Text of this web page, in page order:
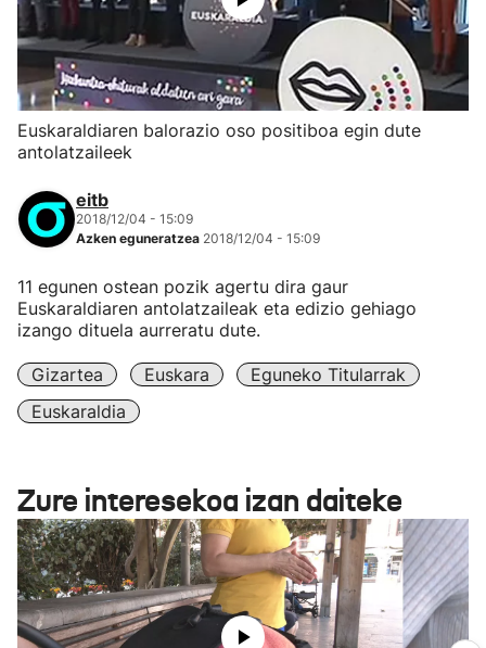
Euskaraldiaren balorazio oso positiboa egin dute
antolatzaileek
eitb
2018/12/04 - 15:09
Azken eguneratzea 2018/12/04 - 15:09
11 egunen ostean pozik agertu dira gaur
Euskaraldiaren antolatzaileak eta edizio gehiago
izango dituela aurreratu dute.
Gizartea Euskara
Eguneko Titularrak
Euskaraldia
Zure interesekoa izan daiteke